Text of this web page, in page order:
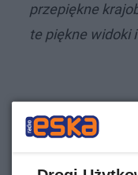
przepiękne
te piękne widoki